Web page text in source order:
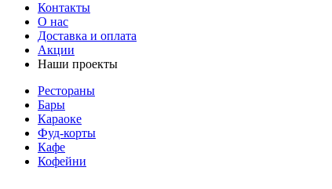
Контакты
О нас
Доставка и оплата
Акции
Наши проекты
Рестораны
Бары
Караоке
Фуд-корты
Кафе
Кофейни